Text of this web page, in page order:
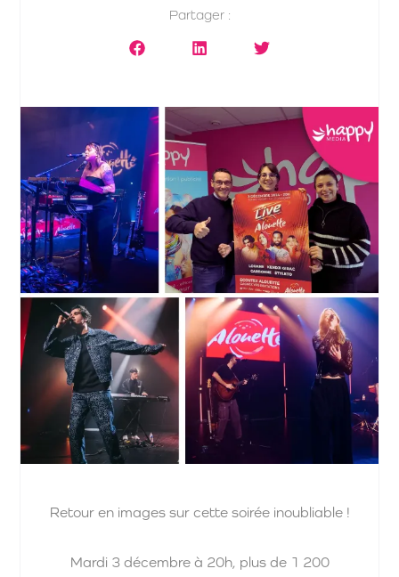
Partager :
Retour en images sur cette soirée inoubliable !
Mardi 3 décembre à 20h, plus de 1 200